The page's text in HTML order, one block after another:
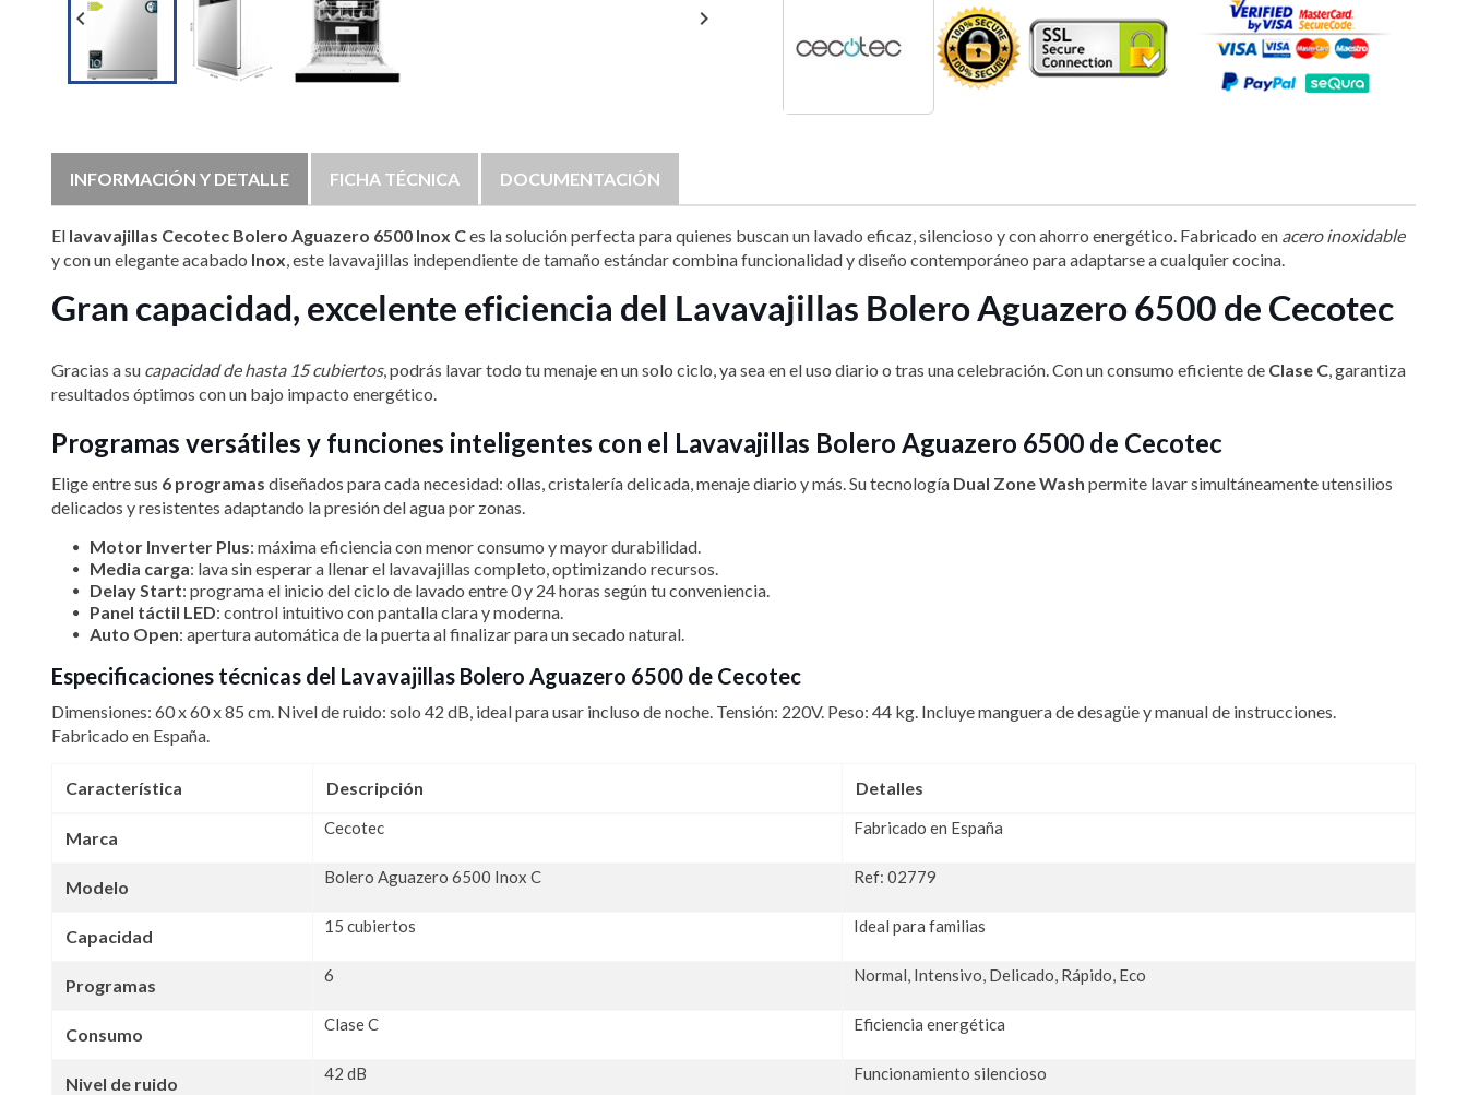
 
INFORMACIÓN Y DETALLE FICHA TÉCNICA DOCUMENTACIÓN
El lavavajillas Cecotec Bolero Aguazero 6500 Inox Ces la solución perfecta para quienes buscan un lavado eficaz, silencioso y con ahorro energético. Fabricado en acero inoxidable
y con un elegante acabado Inox , este lavavajillas independiente de tamaño estándar combina funcionalidad y diseño contemporáneo para adaptarse a cualquier cocina.
Gran capacidad, excelente eficiencia del Lavavajillas Bolero Aguazero 6500 de Cecotec
Gracias a su capacidad de hasta 15 cubiertos, podrás lavar todo tu menaje en un solo ciclo, ya sea en el uso diario o tras una celebración. Con un consumo eficiente de Clase C, garantiza
resultados óptimos con un bajo impacto energético.
Programas versátiles y funciones inteligentes con el Lavavajillas Bolero Aguazero 6500 de Cecotec
Elige entre sus 6 programas diseñados para cada necesidad: ollas, cristalería delicada, menaje diario y más. Su tecnología Dual Zone Wash permite lavar simultáneamente utensilios
delicados y resistentes adaptando la presión del agua por zonas.
Motor Inverter Plus: máxima eficiencia con menor consumo y mayor durabilidad.
Media carga: lava sin esperar a llenar el lavavajillas completo, optimizando recursos.
Delay Start: programa el inicio del ciclo de lavado entre 0 y 24 horas según tu conveniencia.
Panel táctil LED: control intuitivo con pantalla clara y moderna.
Auto Open: apertura automática de la puerta al finalizar para un secado natural.
Especificaciones técnicas del Lavavajillas Bolero Aguazero 6500 de Cecotec
Dimensiones: 60 x 60 x 85 cm. Nivel de ruido: solo 42 dB, ideal para usar incluso de noche. Tensión: 220V. Peso: 44 kg. Incluye manguera de desagüe y manual de instrucciones.
Fabricado en España.
Característica Descripción Detalles
Marca Cecotec Fabricado en España
Modelo Bolero Aguazero 6500 Inox C Ref: 02779
Capacidad 15 cubiertos Ideal para familias
Programas 6 Normal, Intensivo, Delicado, Rápido, Eco
Consumo Clase C Eficiencia energética
Nivel de ruido 42 dB Funcionamiento silencioso